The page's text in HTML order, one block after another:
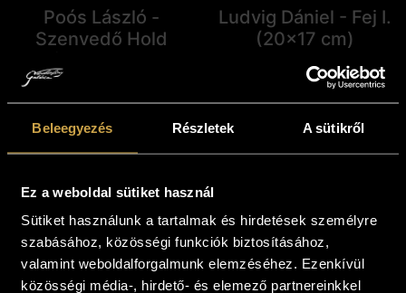
Beleegyezés Részletek A sütikről
Ez a weboldal sütiket használ
Sütiket használunk a tartalmak és hirdetések személyre
szabásához, közösségi funkciók biztosításához,
valamint weboldalforgalmunk elemzéséhez. Ezenkívül
közösségi média-, hirdető- és elemező partnereinkkel
Poós László -
Szenvedő Hold
1 997 000
Ludvig Dániel - Fej I.
(20x17 cm)
189 000
Ft
Kosárba teszem